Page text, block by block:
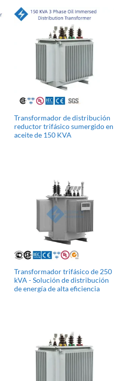
Transformador de distribución
reductor trifásico sumergido en
aceite de 150 KVA
Transformador trifásico de 250
kVA - Solución de distribución
de energía de alta eficiencia